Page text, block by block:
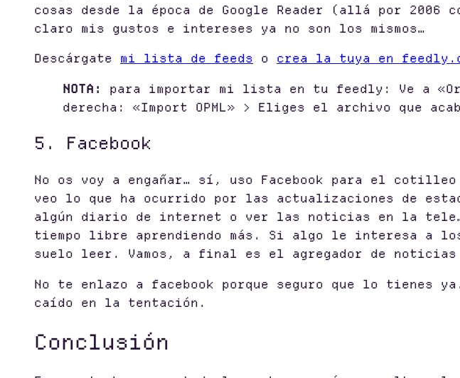
cosas desde la época de Google Reader (allá por 2006
claro mis gustos e intereses ya no son los mismos…
Descárgate mi lista de feeds o crea la tuya en
NOTA:
para importar mi lista en tu feedly: Ve a
derecha: «Import OPML» > Eliges el archivo que
5. Facebook
No os voy a engañar… sí, uso Facebook para el
veo lo que ha ocurrido por las actualizaciones de
algún diario de internet o ver las noticias en la tele…
tiempo libre aprendiendo más. Si algo le interesa a
suelo leer. Vamos, a final es el agregador de noticias
No te enlazo a facebook porque seguro que lo tienes
caído en la tentación.
Conclusión